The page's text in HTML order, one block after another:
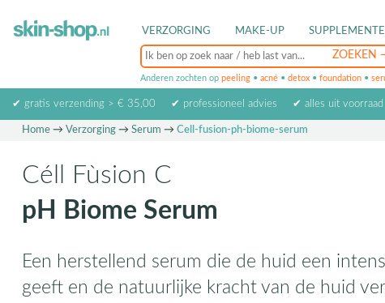
VERZORGING MAKE-UP
Anderen zochten op peeling • acné • detox • foundation •
✔ gratis verzending > € 35,00 ✔ professioneel advies ✔ alles uit voorraad
Home→ Verzorging→ Serum → Cell-fusion-ph-biome-serum
Céll Fùsion C
pH Biome Serum
Een herstellend serum die de huid een
geeft en de natuurlijke kracht van de huid